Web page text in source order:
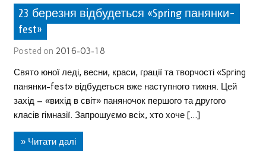
23 березня відбудеться «Spring панянки-
fest»
Posted on 2016-03-18
Свято юної леді, весни, краси, грації та творчості «Spring
панянки-fest» відбудеться вже наступного тижня. Цей
захід – «вихід в світ» паняночок першого та другого
класів гімназії. Запрошуємо всіх, хто хоче […]
» Читати далі